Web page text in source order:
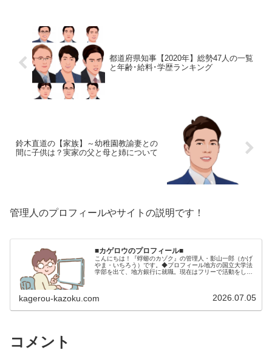
都道府県知事【2020年】総勢47人の一覧
と年齢･給料･学歴ランキング
鈴木直道の【家族】～幼稚園教諭妻との
間に子供は？実家の父と母と姉について
管理人のプロフィールやサイトの説明です！
■カゲロウのプロフィール■
こんにちは！『蜉蝣のカゾク』の管理人・影山一郎（かげ
やま・いちろう）です。◆プロフィール地方の国立大学法
学部を出て、地方銀行に就職。現在はフリーで活動をして
kagerou-kazoku.com 2026.07.05
コメント